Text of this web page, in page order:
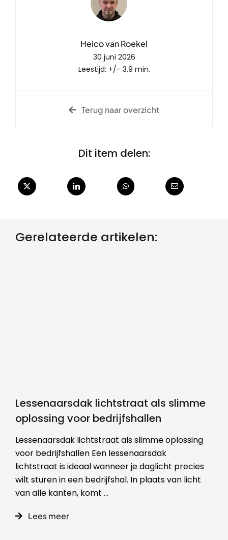
Heico van Roekel
30 juni 2026
Leestijd: +/- 3,9 min.
Terug naar overzicht
Dit item delen:
Gerelateerde artikelen:
Lessenaarsdak lichtstraat als slimme
oplossing voor bedrijfshallen
Lessenaarsdak lichtstraat als slimme oplossing
voor bedrijfshallen Een lessenaarsdak
lichtstraat is ideaal wanneer je daglicht precies
wilt sturen in een bedrijfshal. In plaats van licht
van alle kanten, komt ...
Lees meer